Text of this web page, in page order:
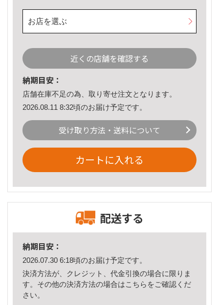
お店を選ぶ
近くの店舗を確認する
納期目安：
店舗在庫不足の為、取り寄せ注文となります。
2026.08.11 8:32頃のお届け予定です。
受け取り方法・送料について
カートに入れる
配送する
納期目安：
2026.07.30 6:18頃のお届け予定です。
決済方法が、クレジット、代金引換の場合に限りま
す。その他の決済方法の場合はこちら をご確認くだ
さい。